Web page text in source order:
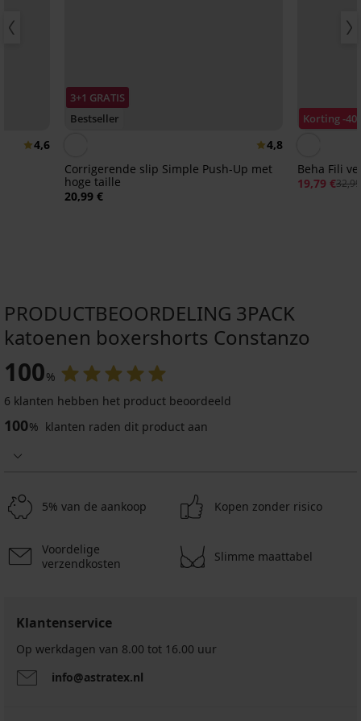
4,6
3+1 GRATIS
Bestseller
4,8
Corrigerende slip Simple Push-Up met
hoge taille
20,99 €
Korting -
Beha Fili
19,79 €
PRODUCTBEOORDELING 3PACK
katoenen boxershorts Constanzo
100%
6 klanten hebben het product beoordeeld
100% klanten raden dit product aan
5% van de aankoop Kopen zonder risico
Voordelige
verzendkosten
Slimme maattabel
Klantenservice
Op werkdagen van 8.00 tot 16.00 uur
info@astratex.nl